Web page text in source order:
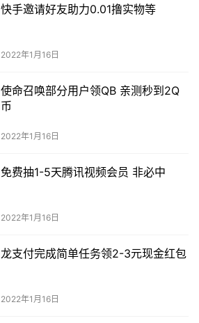
快手邀请好友助力0.01撸实物等
2022年1月16日
使命召唤部分用户领QB 亲测秒到2Q
币
2022年1月16日
免费抽1-5天腾讯视频会员 非必中
2022年1月16日
龙支付完成简单任务领2-3元现金红包
2022年1月16日